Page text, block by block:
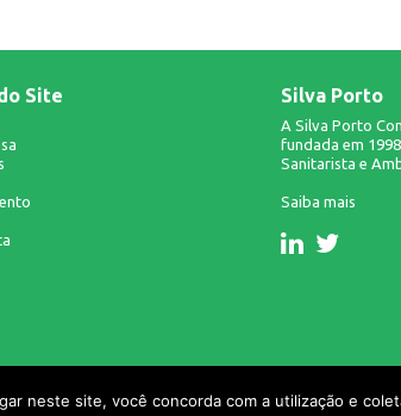
Site Silva Porto
A Silva Porto
fundada em
Sanitarista e
Saiba mais
neste site, você concorda com a utilização e